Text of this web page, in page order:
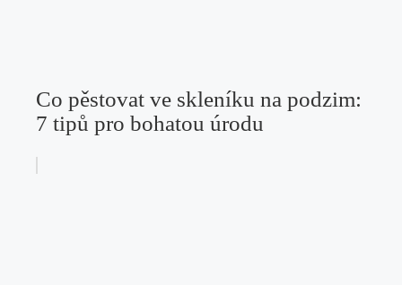
Co pěstovat ve skleníku na podzim:
7 tipů pro bohatou úrodu